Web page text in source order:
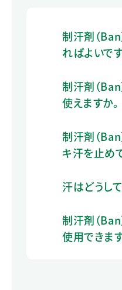
制汗剤（
ればよいです
制汗剤（
使えますか。
制汗剤（Ban
キ汗を止め
汗はどうし
制汗剤（Ban
使用できま